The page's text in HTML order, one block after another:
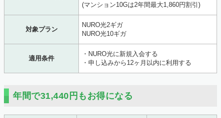
(マンション10Gは2年間最大1,860円割引)
対象プラン
NURO光2ギガ
NURO光10ギガ
適用条件
・NURO光に新規入会する
・申し込みから12ヶ月以内に利用する
年間で31,440円もお得になる